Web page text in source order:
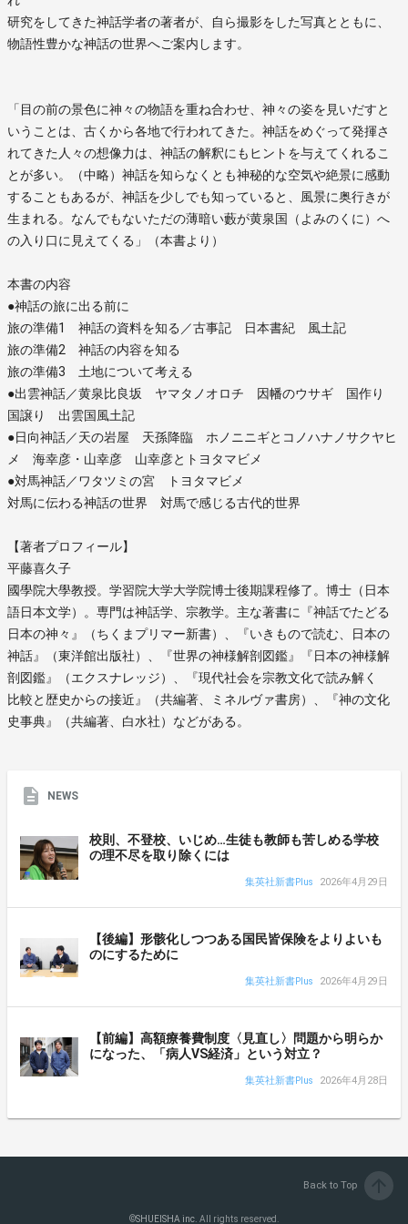
研究をしてきた神話学者の著者が、自ら撮影をした写真とともに、
物語性豊かな神話の世界へご案内します。
「目の前の景色に神々の物語を重ね合わせ、神々の姿を見いだすと
いうことは、古くから各地で行われてきた。神話をめぐって発揮さ
れてきた人々の想像力は、神話の解釈にもヒントを与えてくれるこ
とが多い。（中略）神話を知らなくとも神秘的な空気や絶景に感動
することもあるが、神話を少しでも知っていると、風景に奥行きが
生まれる。なんでもないただの薄暗い藪が黄泉国（よみのくに）へ
の入り口に見えてくる」（本書より）
本書の内容
●神話の旅に出る前に
旅の準備1 神話の資料を知る／古事記 日本書紀 風土記
旅の準備2 神話の内容を知る
旅の準備3 土地について考える
●出雲神話／黄泉比良坂 ヤマタノオロチ 因幡のウサギ 国作り
国譲り 出雲国風土記
●日向神話／天の岩屋 天孫降臨 ホノニニギとコノハナノサクヤヒ
メ 海幸彦・山幸彦 山幸彦とトヨタマビメ
●対馬神話／ワタツミの宮 トヨタマビメ
対馬に伝わる神話の世界 対馬で感じる古代的世界
【著者プロフィール】
平藤喜久子
國學院大學教授。学習院大学大学院博士後期課程修了。博士（日本
語日本文学）。専門は神話学、宗教学。主な著書に『神話でたどる
日本の神々』（ちくまプリマー新書）、『いきもので読む、日本の
神話』（東洋館出版社）、『世界の神様解剖図鑑』『日本の神様解
剖図鑑』（エクスナレッジ）、『現代社会を宗教文化で読み解く
比較と歴史からの接近』（共編著、ミネルヴァ書房）、『神の文化
史事典』（共編著、白水社）などがある。
NEWS
校則、不登校、いじめ…生徒も教師も苦しめる学校
の理不尽を取り除くには
集英社新書Plus 2026年4月29日
【後編】形骸化しつつある国民皆保険をよりよいも
のにするために
集英社新書Plus 2026年4月29日
【前編】高額療養費制度〈見直し〉問題から明らか
になった、「病人VS経済」という対立？
集英社新書Plus 2026年4月28日
Back to Top
©SHUEISHA inc. All rights reserved.